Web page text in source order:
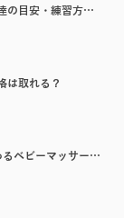
の目安・練習方…
は取れる？
るベビーマッサー…